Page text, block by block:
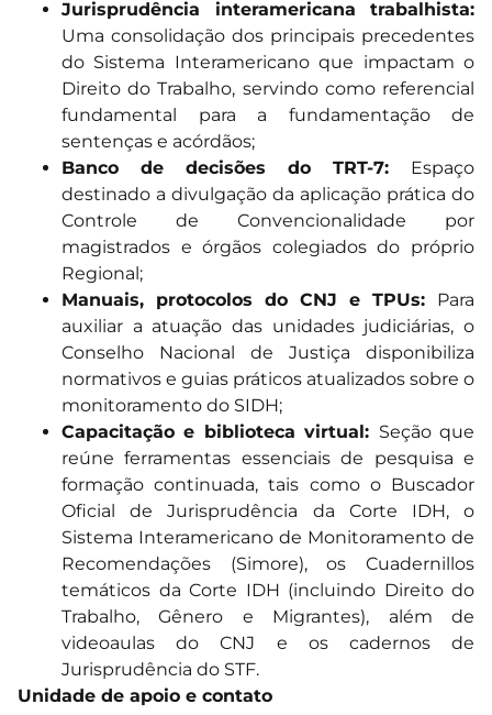
Jurisprudência interamericana trabalhista:
Uma consolidação dos principais precedentes
do Sistema Interamericano que impactam o
Direito do Trabalho, servindo como referencial
fundamental para a fundamentação de
sentenças e acórdãos;
Banco de decisões do TRT-7: Espaço
destinado a divulgação da aplicação prática do
Controle de Convencionalidade por
magistrados e órgãos colegiados do próprio
Regional;
Manuais, protocolos do CNJ e TPUs: Para
auxiliar a atuação das unidades judiciárias, o
Conselho Nacional de Justiça disponibiliza
normativos e guias práticos atualizados sobre o
monitoramento do SIDH;
Capacitação e biblioteca virtual: Seção que
reúne ferramentas essenciais de pesquisa e
formação continuada, tais como o Buscador
Oficial de Jurisprudência da Corte IDH, o
Sistema Interamericano de Monitoramento de
Recomendações (Simore), os Cuadernillos
temáticos da Corte IDH (incluindo Direito do
Trabalho, Gênero e Migrantes), além de
videoaulas do CNJ e os cadernos de
Jurisprudência do STF.
Unidade de apoio e contato